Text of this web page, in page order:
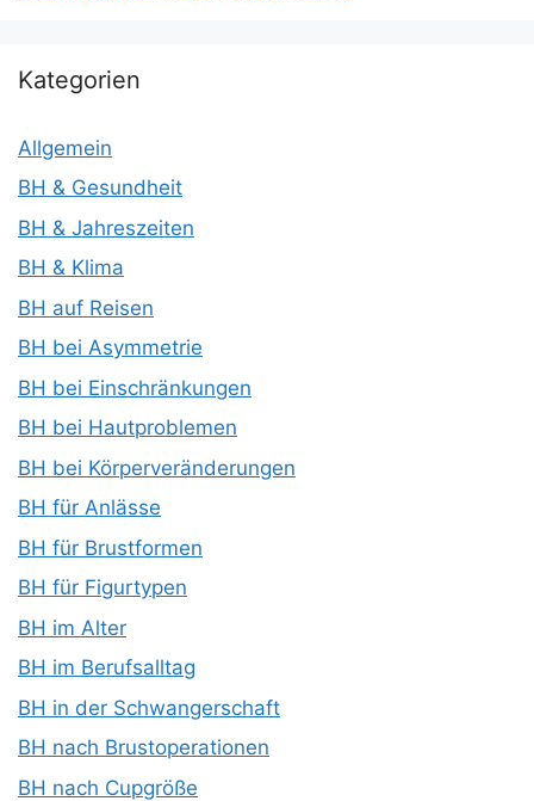
Kategorien
Allgemein
BH & Gesundheit
BH & Jahreszeiten
BH & Klima
BH auf Reisen
BH bei Asymmetrie
BH bei Einschränkungen
BH bei Hautproblemen
BH bei Körperveränderungen
BH für Anlässe
BH für Brustformen
BH für Figurtypen
BH im Alter
BH im Berufsalltag
BH in der Schwangerschaft
BH nach Brustoperationen
BH nach Cupgröße